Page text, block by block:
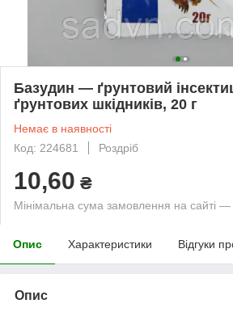
Базудин — ґрунтовий
ґрунтових шкідників, 20 г
Немає в наявності
Код: 224681
Роздріб
10,60 ₴
Мінімальна сума замовлення на сайті
Опис Характеристики Відгуки
Опис